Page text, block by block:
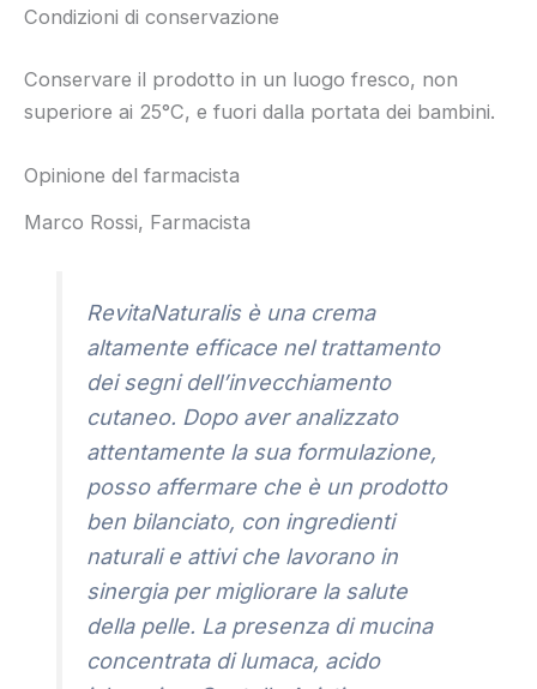
Condizioni di conservazione
Conservare il prodotto in un luogo fresco, non
superiore ai 25°C, e fuori dalla portata dei bambini.
Opinione del farmacista
Marco Rossi, Farmacista
RevitaNaturalis è una crema
altamente efficace nel trattamento
dei segni dell’invecchiamento
cutaneo. Dopo aver analizzato
attentamente la sua formulazione,
posso affermare che è un prodotto
ben bilanciato, con ingredienti
naturali e attivi che lavorano in
sinergia per migliorare la salute
della pelle. La presenza di mucina
concentrata di lumaca, acido